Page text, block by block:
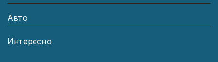
Авто
Интересно